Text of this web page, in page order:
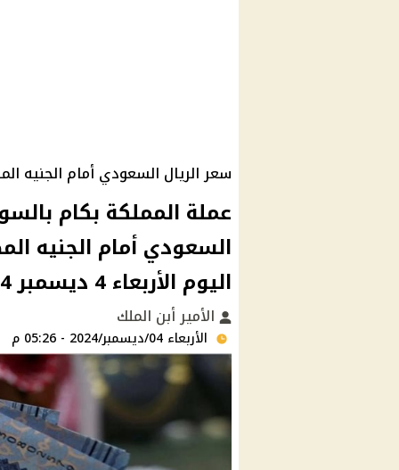
سعر الريال السعودي أمام الجنيه المصري
عملة المملكة بكام
السعودي أمام الجنيه
اليوم الأربعاء 4 ديسمبر 2024
الأمير أبن الملك
الأربعاء 04/ديسمبر/2024 - 05:26 م